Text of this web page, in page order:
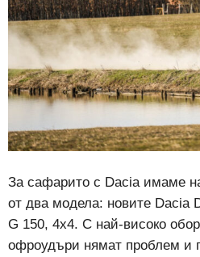
За сафарито с Dacia имаме
от два модела: новите Dacia
G 150, 4х4. С най-високо
офроудъри нямат проблем и